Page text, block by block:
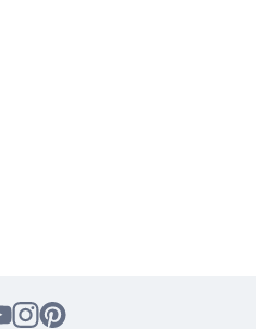
rankomis arba pasirinkti
autentiška užuolaidų